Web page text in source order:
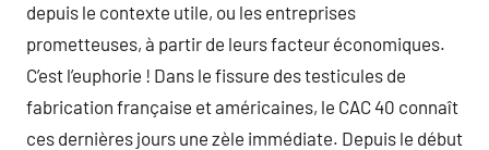
depuis le contexte utile, ou les entreprises
prometteuses, à partir de leurs facteur économiques.
C’est l’euphorie ! Dans le fissure des testicules de
fabrication française et américaines, le CAC 40 connaît
ces dernières jours une zèle immédiate. Depuis le début